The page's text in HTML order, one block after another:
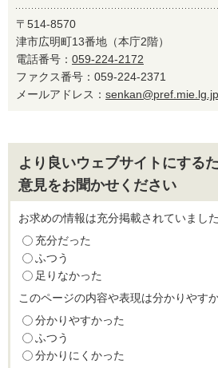
〒514-8570
津市広明町13番地（本庁2階）
電話番号： 059-224-2172
ファクス番号：059-224-2371
メールアドレス： senkan@pref.mie.lg.jp
より良いウェブサイトにする
意見をお聞かせください
お求めの情報は充分掲載されていまし
充分だった
ふつう
足りなかった
このページの内容や表現は分かりやす
分かりやすかった
ふつう
分かりにくかった